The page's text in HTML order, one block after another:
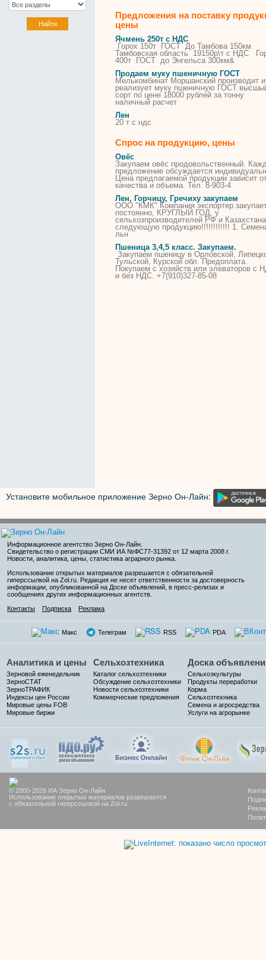
Предложения на поставку
цены
Ячмень 250т с НДС
Горох 150т ГОСТ До Тамбова 150км
Тамбовская область 19150р\т с НДС
400т ГОСТ до Энгельса 300км&
Продаем муку пшеничную ГОСТ
Мелькомбинат Моршанский производит и
реализует муку пшеничную ГОСТ
сорт по цене 18000 рублей за тонну
наличный расчет
Лен
20 т с ндс
Спрос на продукцию, цены
Овёс
Закупаем овёс продовольственный.
предложение обсуждается
Цена предлагаемой продукции зависит
качества и объема. Тел. 8-903-4
Лен, Горчицу, Гречиху закупаем
ООО "КМК" Компания экспортер
постоянно, КРУГЛЫЙ ГОД, у
сельхозпроизводителей РФ и Казахстана
следующую продукцию!!!!!!!!!!!! 1.
льн
Пшеница 3,4,5 класс. Закупаем.
Закупаем пшеницу в Орловской,
Тульской, Курской обл. Предоплата.
Покупаем с хозяйств или элеваторов с
и без НДС. +7(910)327-85-08
Установите мобильное приложение Зерно Он-Лайн:
Информационное агентство Зерно Он-Лайн
Свидетельство о регистрации СМИ ИА №ФС77-31392 от 12 марта 2008 г.
Новости, аналитика, цены, статистика аграрного рынка.
Использование открытых материалов разрешается с обязательной
гиперссылкой на Zol.ru. Редакция не несет ответственности за достоверность
информации, опубликованной на Доске объявлений, в пресс-релизах и
сообщениях других информационных агентств.
Контакты
Подписка Реклама
Макс Телеграм RSS PDA
Аналитика и цены
Зерновой еженедельник
ЗерноСТАТ
ЗерноТРАФИК
Индексы цен России
Мировые цены FOB
Мировые биржи
Сельхозтехника
Каталог сельхозтехники
Обсуждение сельхозтехники
Новости сельхозтехники
Коммерческие предложения
Доска
Сельхозкультуры
Продукты переработки
Корма
Сельхозтехника
Семена и агросредства
Услуги на агрорынке
© 2000-2026 ИА Зерно Он-Лайн
Использование открытых материалов разрешается
с обязательной гиперссылкой на Zol.ru